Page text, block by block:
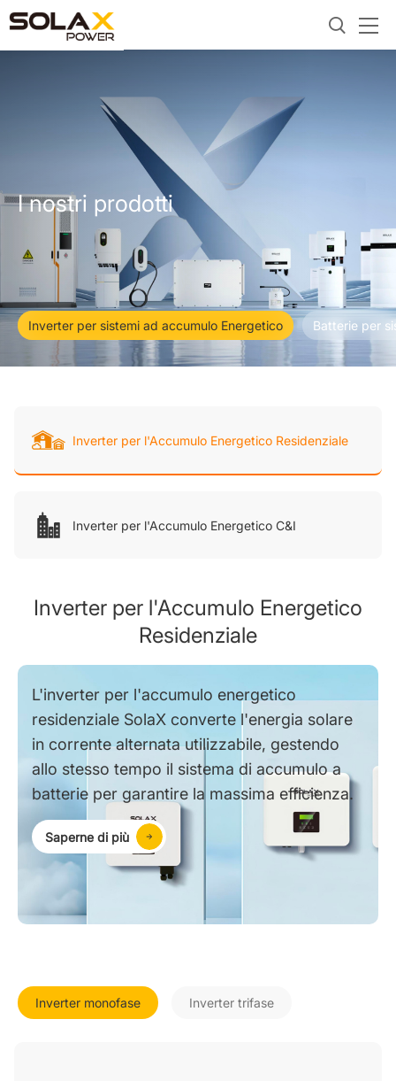
I nostri prodotti
Inverter per sistemi ad accumulo Energetico Batterie per
Inverter per l'Accumulo Energetico Residenziale
Inverter per l'Accumulo Energetico C&I
Inverter per l'Accumulo Energetico
Residenziale
L'inverter per l'accumulo energetico
residenziale SolaX converte l'energia solare
in corrente alternata utilizzabile, gestendo
allo stesso tempo il sistema di accumulo a
batterie per garantire la massima efficienza.
Saperne di più
Inverter monofase Inverter trifase